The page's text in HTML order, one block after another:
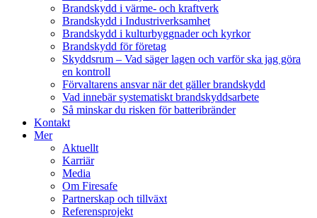
Brandskydd i värme- och kraftverk
Brandskydd i Industriverksamhet
Brandskydd i kulturbyggnader och kyrkor
Brandskydd för företag
Skyddsrum – Vad säger lagen och varför ska jag göra
en kontroll
Förvaltarens ansvar när det gäller brandskydd
Vad innebär systematiskt brandskyddsarbete
Så minskar du risken för batteribränder
Kontakt
Mer
Aktuellt
Karriär
Media
Om Firesafe
Partnerskap och tillväxt
Referensprojekt